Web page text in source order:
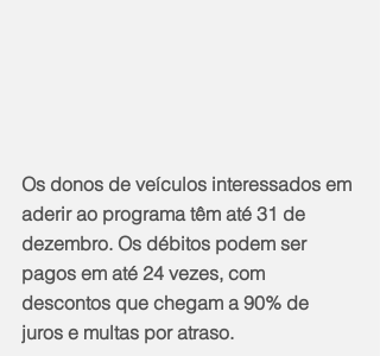
Os donos de veículos interessados em
aderir ao programa têm até 31 de
dezembro. Os débitos podem ser
pagos em até 24 vezes, com
descontos que chegam a 90% de
juros e multas por atraso.